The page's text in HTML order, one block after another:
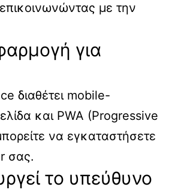
με την
για
διαθέτει mobile-
και PWA (Progressive
να εγκαταστήσετε
σας.
το υπεύθυνο